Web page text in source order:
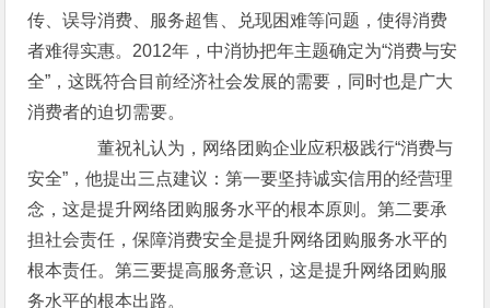
传、误导消费、服务超售、兑现困难等问题，使得消费
者难得实惠。2012年，中消协把年主题确定为“消费与安
全”，这既符合目前经济社会发展的需要，同时也是广大
消费者的迫切需要。
董祝礼认为，网络团购企业应积极践行“消费与
安全”，他提出三点建议：第一要坚持诚实信用的经营理
念，这是提升网络团购服务水平的根本原则。第二要承
担社会责任，保障消费安全是提升网络团购服务水平的
根本责任。第三要提高服务意识，这是提升网络团购服
务水平的根本出路。